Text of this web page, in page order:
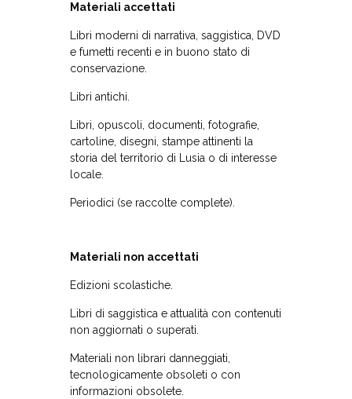
Materiali accettati
Libri moderni di narrativa, saggistica, DVD
e fumetti recenti e in buono stato di
conservazione.
Libri antichi.
Libri, opuscoli, documenti, fotografie,
cartoline, disegni, stampe attinenti la
storia del territorio di Lusia o di interesse
locale.
Periodici (se raccolte complete).
Materiali non accettati
Edizioni scolastiche.
Libri di saggistica e attualità con contenuti
non aggiornati o superati.
Materiali non librari danneggiati,
tecnologicamente obsoleti o con
informazioni obsolete.